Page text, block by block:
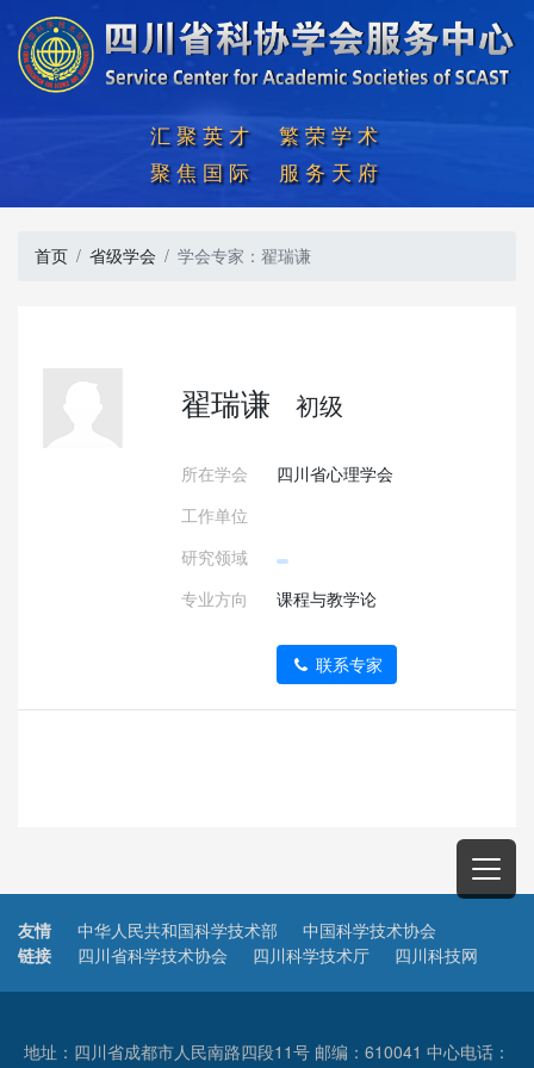
汇聚英才  繁荣学术
聚焦国际  服务天府
首页 省级学会 学会专家：翟瑞谦
翟瑞谦 初级
所在学会
四川省心理学会
工作单位
研究领域
专业方向
课程与教学论
联系专家
友情
链接
中华人民共和国科学技术部
中国科学技术协会
四川省科学技术协会
四川科学技术厅 四川科技网
地址：四川省成都市人民南路四段11号 邮编：610041 中心电话：